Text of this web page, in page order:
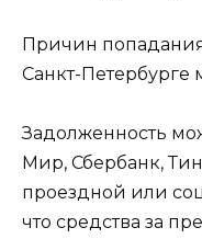
Причин попадания
Санкт-Петербурге
Задолженность
Мир, Сбербанк,
проездной или
что средства за